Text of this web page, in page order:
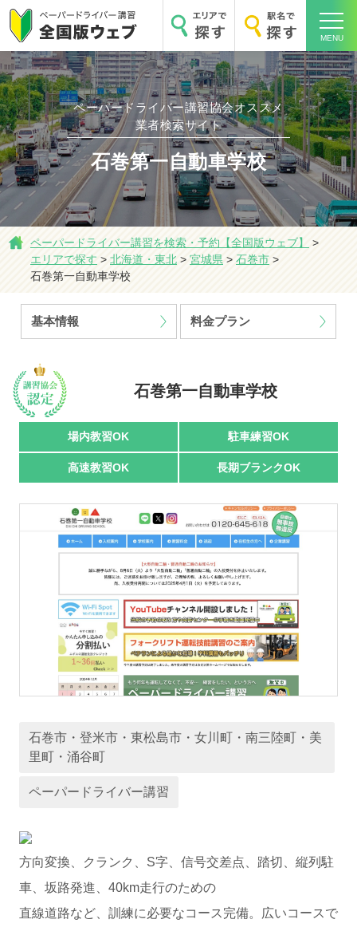
MENU
ホーム
エリアで探す
駅名で探す
おすすめ業者
講習トピックス
運営会社
ペーパードライバー講習協会オススメ
業者検索サイト
石巻第一自動車学校
ペーパードライバー講習を検索・予約【全国版ウェブ】
>
エリアで探す > 北海道・東北 > 宮城県 > 石巻市 >
石巻第一自動車学校
基本情報 料金プラン
石巻第一自動車学校
場内教習OK 駐車練習OK
高速教習OK 長期ブランクOK
石巻市・登米市・東松島市・女川町・南三陸町・美
里町・涌谷町
ペーパードライバー講習
方向変換、クランク、S字、信号交差点、踏切、縦列駐
車、坂路発進、40km走行のための
直線道路など、訓練に必要なコース完備。広いコースで